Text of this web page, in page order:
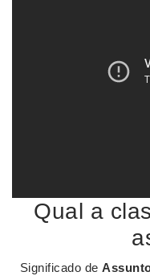
Qual a
Significado de